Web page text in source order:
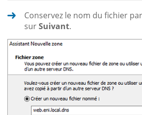
Conservez le nom du fichier
surSuivant.